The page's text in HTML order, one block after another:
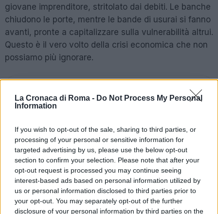
La Cronaca di Roma - Do Not Process My Personal
Information
If you wish to opt-out of the sale, sharing to third parties, or
processing of your personal or sensitive information for
targeted advertising by us, please use the below opt-out
section to confirm your selection. Please note that after your
opt-out request is processed you may continue seeing
interest-based ads based on personal information utilized by
us or personal information disclosed to third parties prior to
your opt-out. You may separately opt-out of the further
disclosure of your personal information by third parties on the
giovane imprenditore, stritolato dai debiti. Le banche
chiudono le porte, mentre le bande di usurai si fanno
avanti, pronte a capitalizzare sulla vulnerabilità altrui.
Questo è il vero volto della crisi economica che non
possiamo più ignorare.
‘locale’
4 mesi fa
Dolori alla spalla e rimedi, le
protesi diventano sempre più
custom made
2 anni fa